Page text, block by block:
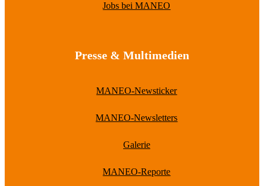
Jobs bei MANEO
Presse & Multimedien
MANEO-Newsticker
MANEO-Newsletters
Galerie
MANEO-Reporte